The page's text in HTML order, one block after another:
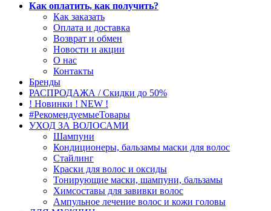
Как оплатить, как получить?
Как заказать
Оплата и доставка
Возврат и обмен
Новости и акции
О нас
Контакты
Бренды
РАСПРОДАЖА / Скидки до 50%
! Новинки ! NEW !
#РекомендуемыеТовары
УХОД ЗА ВОЛОСАМИ
Шампуни
Кондиционеры, бальзамы маски для волос
Стайлинг
Краски для волос и оксиды
Тонирующие маски, шампуни, бальзамы
Химсоставы для завивки волос
Ампульное лечение волос и кожи головы